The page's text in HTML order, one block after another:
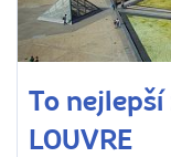
To nejlepší
LOUVRE